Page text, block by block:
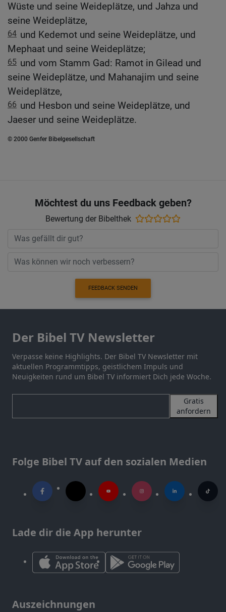
Wüste und seine Weideplätze, und Jahza und
seine Weideplätze,
64 und Kedemot und seine Weideplätze, und
Mephaat und seine Weideplätze;
65 und vom Stamm Gad: Ramot in Gilead und
seine Weideplätze, und Mahanajim und seine
Weideplätze,
66 und Hesbon und seine Weideplätze, und
Jaeser und seine Weideplätze.
© 2000 Genfer Bibelgesellschaft
Möchtest du uns Feedback geben?
Bewertung der Bibelthek
FEEDBACK SENDEN
Der Bibel TV Newsletter
Verpasse keine Highlights. Der Bibel TV Newsletter mit
aktuellen Programmtipps, geistlichem Impuls und
Neuigkeiten rund um Bibel TV informiert Dich jede Woche.
Gratis
anfordern
Folge Bibel TV auf den sozialen Medien
Lade dir die App herunter
Auszeichnungen